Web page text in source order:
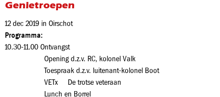
Genietroepen
12 dec 2019 in Oirschot
Programma:
10.30-11.00 Ontvangst
Opening d.z.v. RC, kolonel Valk
Toespraak d.z.v. luitenant-kolonel Boot
VETx De trotse veteraan
Lunch en Borrel